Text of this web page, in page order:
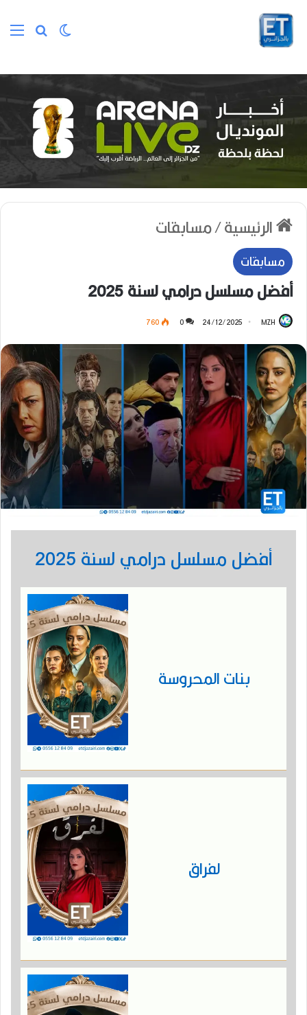
بحث عن
الوضع المظلم
الرئيسية/مسابقات
مسابقات
أفضل مسلسل درامي لسنة 2025
MZH
24/12/2025
0
760
أفضل مسلسل درامي لسنة 2025
بنات المحروسة
لفراق